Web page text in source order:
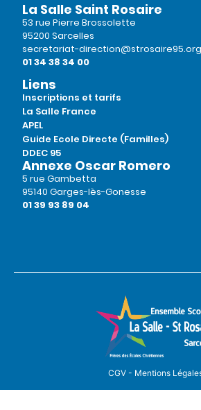
La Salle Saint Rosaire
53 rue Pierre Brossolette
95200 Sarcelles
secretariat-direction@strosaire95.org
01 34 38 34 00
Liens
Inscriptions et tarifs
La Salle France
APEL
Guide Ecole Directe (Familles)
DDEC 95
Annexe Oscar Romero
5 rue Gambetta
95140 Garges-lès-Gonesse
01 39 93 89 04
CGV - Mentions